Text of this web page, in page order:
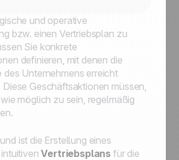
und operative
bzw. einen Vertriebsplan zu
Sie konkrete
definieren, mit denen die
des Unternehmens erreicht
Geschäftsaktionen müssen,
möglich zu sein, regelmäßig
ist die Erstellung eines
Vertriebsplans für die